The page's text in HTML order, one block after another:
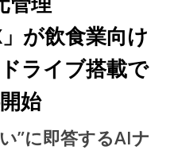
が飲食業向け
ライブ搭載で
始
”に即答するAIナ